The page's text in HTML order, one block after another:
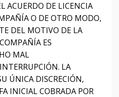
ACUERDO DE LICENCIA
O DE OTRO MODO,
DEL MOTIVO DE LA
ES
MAL
LA
ÚNICA DISCRECIÓN,
INICIAL COBRADA POR